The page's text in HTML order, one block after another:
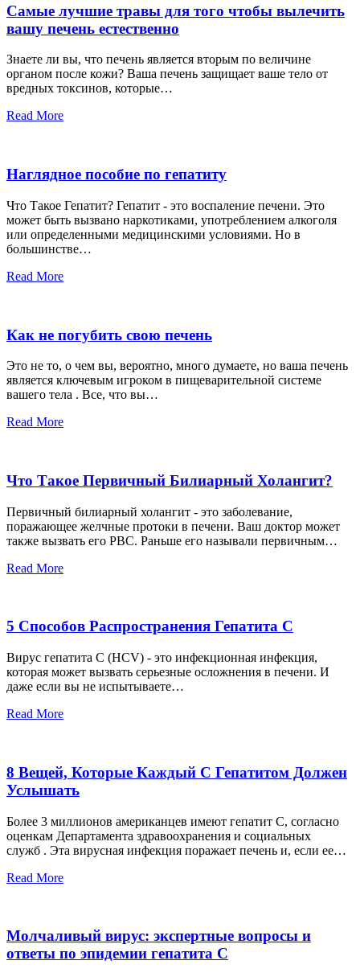
Самые лучшие травы для того чтобы вылечить
вашу печень естественно
Знаете ли вы, что печень является вторым по величине
органом после кожи? Ваша печень защищает ваше тело от
вредных токсинов, которые…
Read More
Наглядное пособие по гепатиту
Что Такое Гепатит? Гепатит - это воспаление печени. Это
может быть вызвано наркотиками, употреблением алкоголя
или определенными медицинскими условиями. Но в
большинстве…
Read More
Как не погубить свою печень
Это не то, о чем вы, вероятно, много думаете, но ваша печень
является ключевым игроком в пищеварительной системе
вашего тела . Все, что вы…
Read More
Что Такое Первичный Билиарный Холангит?
Первичный билиарный холангит - это заболевание,
поражающее желчные протоки в печени. Ваш доктор может
также вызвать его PBC. Раньше его называли первичным…
Read More
5 Способов Распространения Гепатита С
Вирус гепатита С (HCV) - это инфекционная инфекция,
которая может вызвать серьезные осложнения в печени. И
даже если вы не испытываете…
Read More
8 Вещей, Которые Каждый С Гепатитом Должен
Услышать
Более 3 миллионов американцев имеют гепатит С, согласно
оценкам Департамента здравоохранения и социальных
служб . Эта вирусная инфекция поражает печень и, если ее…
Read More
Молчаливый вирус: экспертные вопросы и
ответы по эпидемии гепатита С